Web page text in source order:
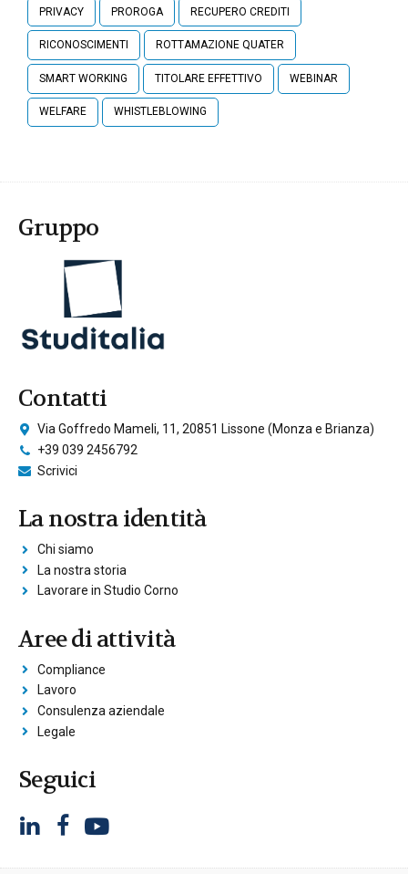
PRIVACY PROROGA RECUPERO CREDITI
RICONOSCIMENTI ROTTAMAZIONE QUATER
SMART WORKING TITOLARE EFFETTIVO WEBINAR
WELFARE WHISTLEBLOWING
Gruppo
Contatti
Via Goffredo Mameli, 11, 20851 Lissone (Monza e Brianza)
+39 039 2456792
Scrivici
La nostra identità
Chi siamo
La nostra storia
Lavorare in Studio Corno
Aree di attività
Compliance
Lavoro
Consulenza aziendale
Legale
Seguici